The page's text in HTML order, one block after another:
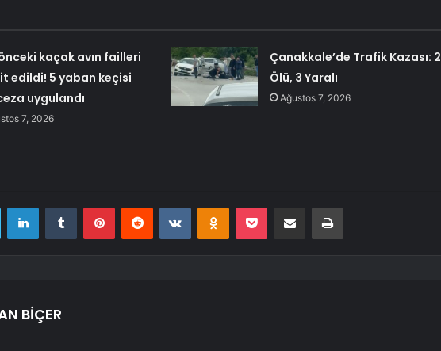
önceki kaçak avın failleri
edildi! 5 yaban keçisi
uygulandı
7, 2026
Çanakkale’de Trafik Kazası: 2
Ölü, 3 Yaralı
Ağustos 7, 2026
Twitter LinkedInTumblr PinterestReddit VKontakteOdnoklassniki
Pocket E-Posta ile paylaş Yazdır
BİÇER